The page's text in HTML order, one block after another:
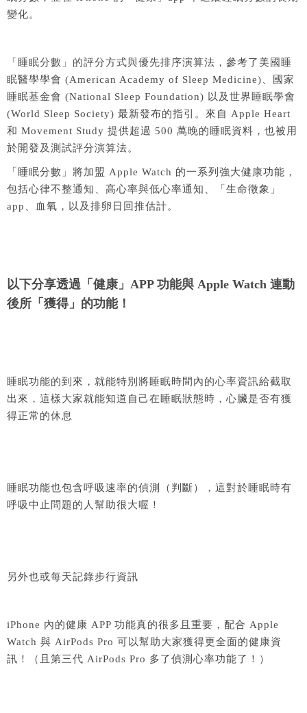
變化。
「睡眠分數」的評分方式與優先排序演算法，參考了美國睡
眠醫學學會 (American Academy of Sleep Medicine)、國家
睡眠基金會 (National Sleep Foundation) 以及世界睡眠學會
(World Sleep Society) 最新發布的指引。來自 Apple Heart
和 Movement Study 提供超過 500 萬晚的睡眠資料，也被用
於開發及測試評分演算法。
「睡眠分數」將加盟 Apple Watch 的一系列強大健康功能，
包括心律不整通知、高心率與低心率通知、「生命徵象」
app、血氧，以及排卵日回推估計。
以下分享透過「健康」APP 功能與 Apple Watch 連動
後所「獲得」的功能！
睡眠功能的到來，就能特別將睡眠時間內的心率資訊給截取
出來，這樣大家就能知道自己在睡眠狀態時，心臟是否有獲
得正常的休息
睡眠功能也包含呼吸速率的偵測（判斷），這對於睡眠時有
呼吸中止問題的人幫助很大喔！
另外也或每天記錄步行資訊
iPhone 內的健康 APP 功能真的很多且重要，配合 Apple
Watch 與 AirPods Pro 可以幫助大家獲得更全面的健康資
訊！（且第三代 AirPods Pro 多了偵測心率功能了！）